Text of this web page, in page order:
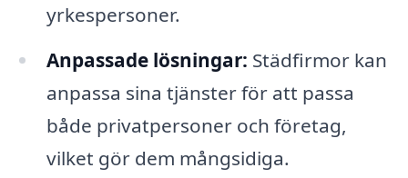
yrkespersoner.
Anpassade lösningar: Städfirmor kan
anpassa sina tjänster för att passa
både privatpersoner och företag,
vilket gör dem mångsidiga.